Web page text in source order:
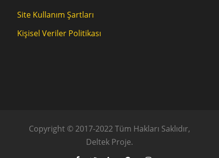
Site Kullanım Şartları
Kişisel Veriler Politikası
Copyright © 2017-2022 Tüm Hakları Saklıdır,
Deltek Proje.